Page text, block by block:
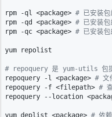
rpm -ql <package> # 已安装包
rpm -qd <package> # 已安装包
rpm -qc <package> # 已安装包
yum repolist
# repoquery 是 yum-utils 包
repoquery -l <package> # 文
repoquery -f <filepath> #
repoquery --location
yum deplist <package> # 依赖